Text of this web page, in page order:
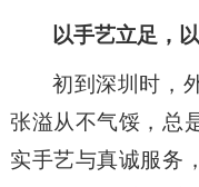
以手艺立足，
初到深圳时，
张溢从不气馁，总
实手艺与真诚服务